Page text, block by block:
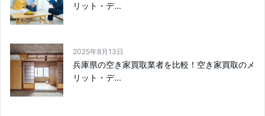
リット・デ...
2025年8月13日
兵庫県の空き家買取業者を比較！空き家買取のメ
リット・デ...